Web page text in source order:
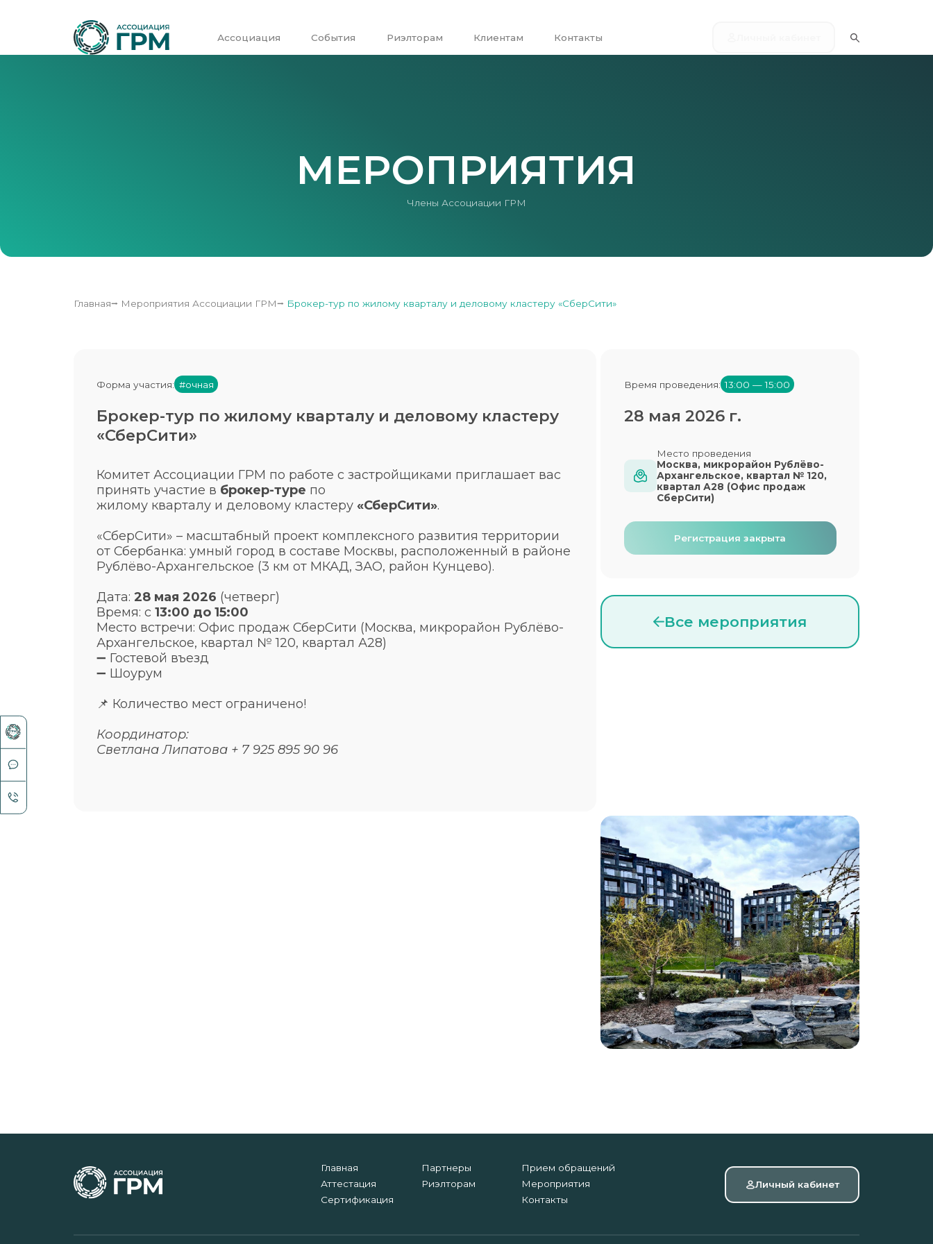
Ассоциация События Риэлторам Клиентам Контакты
МЕРОПРИЯТИЯ
Члены Ассоциации ГРМ
Главная⭢ Мероприятия Ассоциации ГРМ⭢ Брокер-тур по жилому кварталу и деловому кластеру «СберСити»
Форма участия: #очная
Брокер-тур по жилому кварталу и деловому кластеру
«СберСити»
Комитет Ассоциации ГРМ по работе с застройщиками приглашает вас
принять участие в брокер-туре по
жилому кварталу и деловому кластеру «СберСити».
«СберСити» – масштабный проект комплексного развития территории
от Сбербанка: умный город в составе Москвы, расположенный в районе
Рублёво-Архангельское (3 км от МКАД, ЗАО, район Кунцево).
Дата:28 мая 2026 (четверг)
Время: с13:00 до 15:00
Место встречи: Офис продаж СберСити (Москва, микрорайон Рублёво-
Архангельское, квартал № 120, квартал А28)
➖ Гостевой въезд
➖ Шоурум
📌 Количество мест ограничено!
Координатор:
Светлана Липатова + 7 925 895 90 96
Время проведения: 13:00 — 15:00
28 мая 2026 г.
Место проведения
Москва, микрорайон Рублёво-
Архангельское, квартал № 120,
квартал А28 (Офис продаж
СберСити)
Регистрация закрыта
Все мероприятия
Главная
Аттестация
Сертификация
Партнеры
Риэлторам
Прием обращений
Мероприятия
Контакты
Личный кабинет